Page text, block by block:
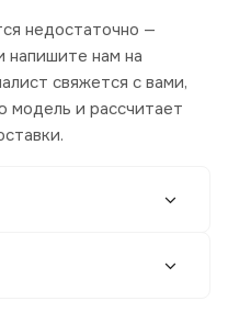
недостаточно —
напишите нам на
свяжется с вами,
модель и рассчитает